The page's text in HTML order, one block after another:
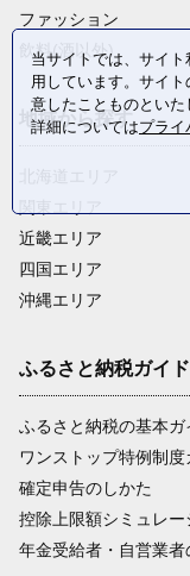
ファッション
飲料(酒以外)
地域から探す
近畿エリア
四国エリア
沖縄エリア
ふるさと納税ガイド
ふるさと納税の基本ガ
ワンストップ特例制度
確定申告のしかた
控除上限額シミュレー
年金受給者・自営業者
当サイトでは、サイ
用しています。サイ
意したことものといた
詳細についてはプライ